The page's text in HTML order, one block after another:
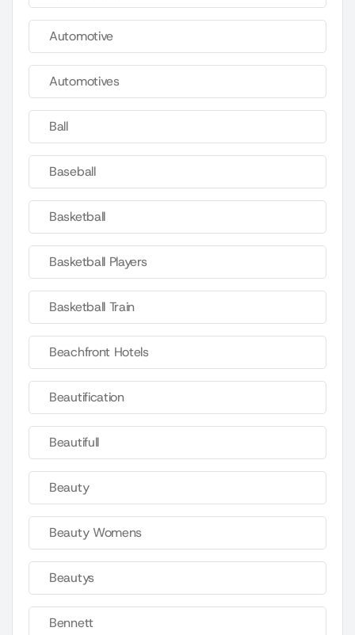
Automotive
Automotives
Ball
Baseball
Basketball
Basketball Players
Basketball Train
Beachfront Hotels
Beautification
Beautifull
Beauty
Beauty Womens
Beautys
Bennett